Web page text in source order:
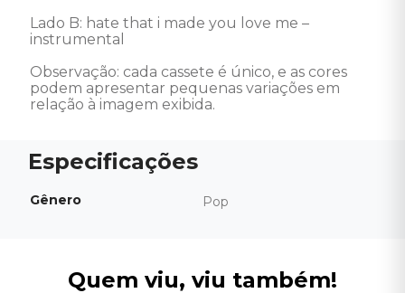
Lado B: hate that i made you love me –
instrumental
Observação: cada cassete é único, e as cores
podem apresentar pequenas variações em
relação à imagem exibida.
Gênero Pop
Quem viu, viu também!